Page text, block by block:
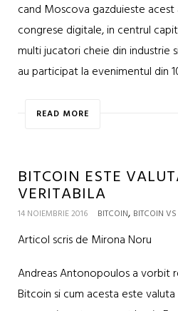
cand Moscova gazduieste
congrese digitale, in centrul
multi jucatori cheie din industrie
au participat la evenimentul din
READ MORE
BITCOIN ESTE
VERITABILA
14 NOIEMBRIE 2016 BITCOIN, BITCOIN
Articol scris de Mirona Noru
Andreas Antonopoulos a vorbit
Bitcoin si cum acesta este